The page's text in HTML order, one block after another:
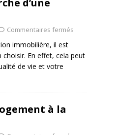
Commentaires fermés
immobilière, il est
En effet, cela peut
de vie et votre
à la